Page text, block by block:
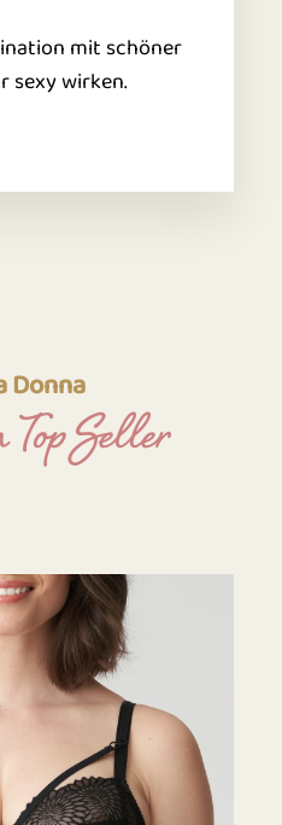
mit schöner
sexy wirken.
Donna
Seller